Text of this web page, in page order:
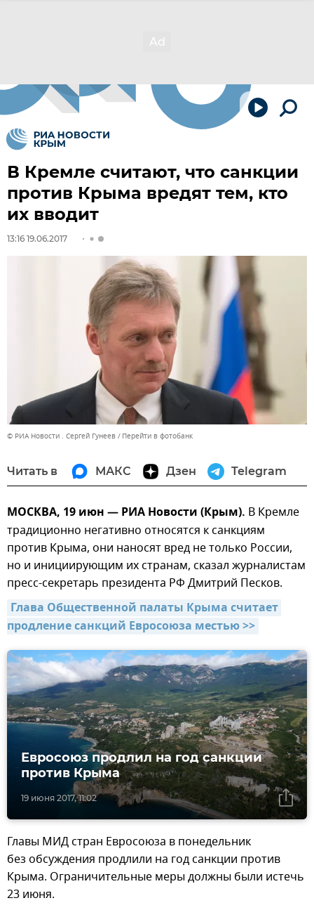
В Кремле считают, что санкции
против Крыма вредят тем, кто
их вводит
13:16 19.06.2017
© РИА Новости . Сергей Гунеев Перейти в фотобанк
Читать в МАКС Дзен Telegram
МОСКВА, 19 июн — РИА Новости (Крым). В Кремле
традиционно негативно относятся к санкциям
против Крыма, они наносят вред не только России,
но и инициирующим их странам, сказал журналистам
пресс-секретарь президента РФ Дмитрий Песков.
Глава Общественной палаты Крыма считает
продление санкций Евросоюза местью >>
19 июня 2017, 11:02
Евросоюз продлил на год санкции
против Крыма
Главы МИД стран Евросоюза в понедельник
без обсуждения продлили на год санкции против
Крыма. Ограничительные меры должны были истечь
23 июня.